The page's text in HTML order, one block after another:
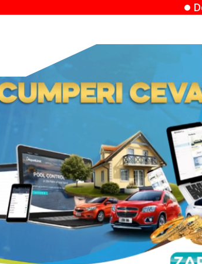
Descoperiri